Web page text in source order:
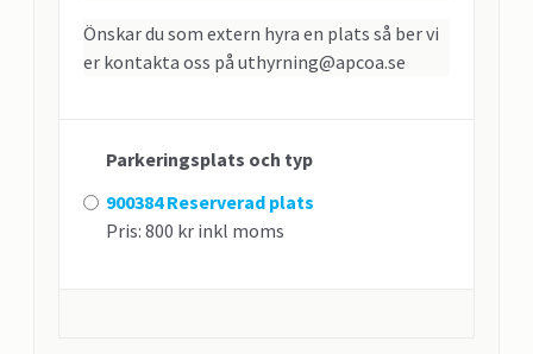
Önskar du som extern hyra en plats så ber vi
er kontakta oss på uthyrning@apcoa.se
Parkeringsplats och typ
900384 Reserverad plats
Pris: 800 kr inkl moms